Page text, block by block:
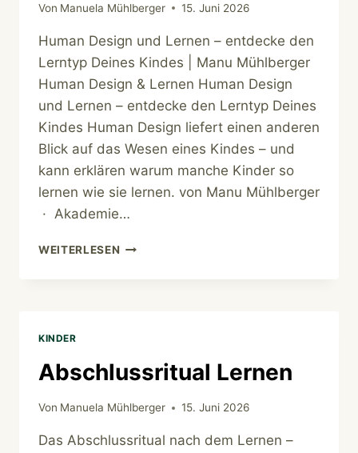
Von Manuela Mühlberger 15. Juni 2026
Human Design und Lernen – entdecke den
Lerntyp Deines Kindes | Manu Mühlberger
Human Design & Lernen Human Design
und Lernen – entdecke den Lerntyp Deines
Kindes Human Design liefert einen anderen
Blick auf das Wesen eines Kindes – und
kann erklären warum manche Kinder so
lernen wie sie lernen. von Manu Mühlberger
· Akademie…
WEITERLESEN HUMAN
KINDER
Abschlussritual Lernen
Von Manuela Mühlberger 15. Juni 2026
Das Abschlussritual nach dem Lernen –